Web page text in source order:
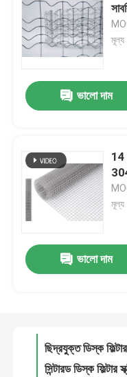
বাড়ি
আমাদের সম্বন্ধে
গুণমান নিয়ন্ত্রণ
ভালো দাম
14
ভালো দাম
চেইন প্লেট পরিবাহক